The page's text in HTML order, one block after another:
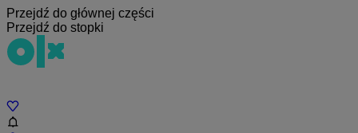
Przejdź do głównej części
Przejdź do stopki